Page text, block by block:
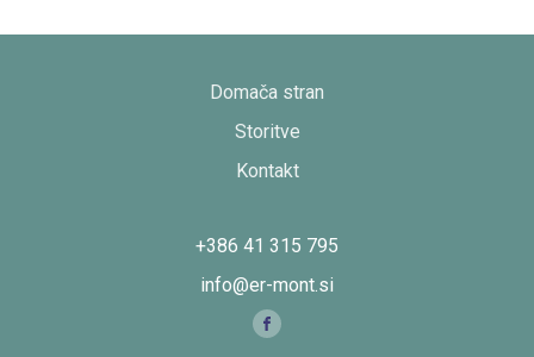
Domača stran
Storitve
Kontakt
+386 41 315 795
info@er-mont.si